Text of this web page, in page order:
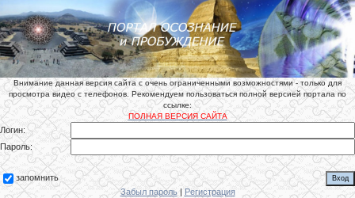
Внимание данная версия сайта с очень ограниченными возможностями - только для
просмотра видео с телефонов. Рекомендуем пользоваться полной версией портала по
ссылке:
ПОЛНАЯ ВЕРСИЯ САЙТА
Логин:
Пароль:
запомнить
Забыл пароль| Регистрация